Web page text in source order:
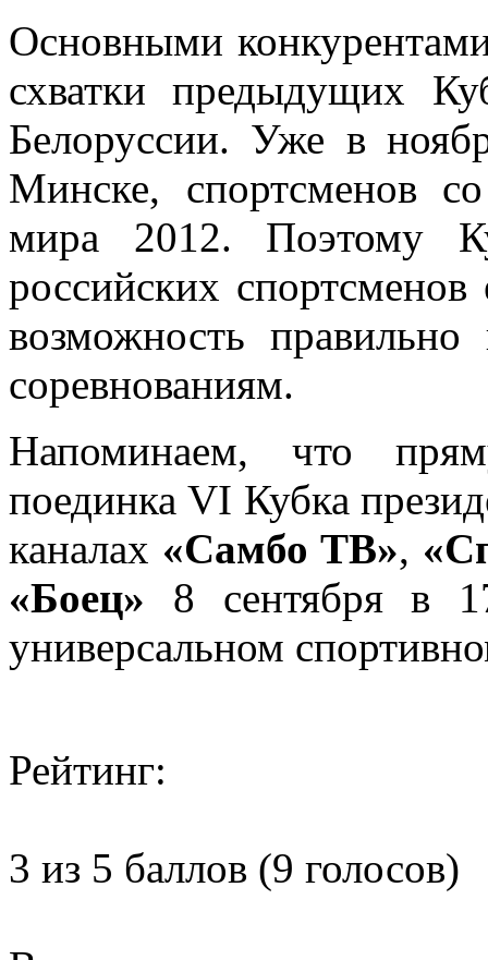
Основными
схватки предыдущих
Белоруссии. Уже в
Минске, спортсменов
мира 2012. Поэтому
российских
возможность правильно
соревнованиям.
Напоминаем, что
поединка VI Кубка
каналах «Самбо ТВ»,
«Боец» 8 сентября в
универсальном
Рейтинг:
3 из 5 баллов (9 голосов)